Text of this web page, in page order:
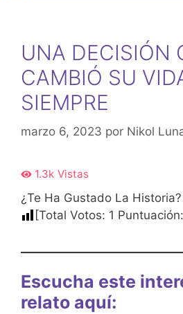
UNA DECISIÓN
CAMBIÓ SU
SIEMPRE
marzo 6, 2023 por Nikol
1.3k Vistas
¿Te Ha Gustado La Historia?
[Total Votos: 1 Puntuación:
Escucha este
relato aquí: